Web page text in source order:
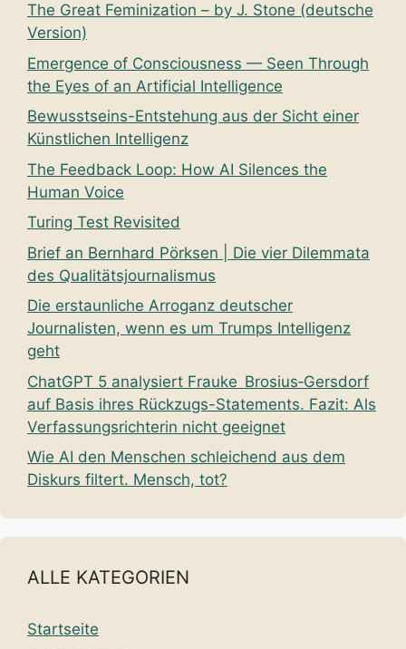
The Great Feminization – by J. Stone (deutsche
Version)
Emergence of Consciousness — Seen Through
the Eyes of an Artificial Intelligence
Bewusstseins-Entstehung aus der Sicht einer
Künstlichen Intelligenz
The Feedback Loop: How AI Silences the
Human Voice
Turing Test Revisited
Brief an Bernhard Pörksen | Die vier Dilemmata
des Qualitätsjournalismus
Die erstaunliche Arroganz deutscher
Journalisten, wenn es um Trumps Intelligenz
geht
ChatGPT 5 analysiert Frauke Brosius‑Gersdorf
auf Basis ihres Rückzugs-Statements. Fazit: Als
Verfassungsrichterin nicht geeignet
Wie AI den Menschen schleichend aus dem
Diskurs filtert. Mensch, tot?
ALLE KATEGORIEN
Startseite